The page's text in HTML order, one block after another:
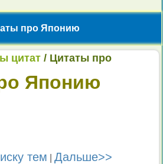
про Японию
цитат / Цитаты про
Японию
тем |Дальше>>